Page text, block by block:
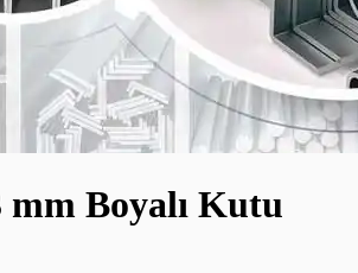
mm Boyalı Kutu